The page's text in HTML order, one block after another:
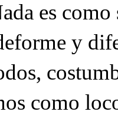
es
y
como